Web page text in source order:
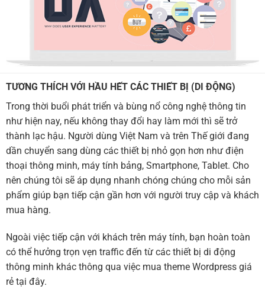
TƯƠNG THÍCH VỚI HẦU HẾT CÁC THIẾT BỊ (DI ĐỘNG)
Trong thời buổi phát triển và bùng nổ công nghệ thông tin
như hiện nay, nếu không thay đổi hay làm mới thì sẽ trở
thành lạc hậu. Người dùng Việt Nam và trên Thế giới đang
dần chuyển sang dùng các thiết bị nhỏ gọn hơn như điện
thoại thông minh, máy tính bảng, Smartphone, Tablet. Cho
nên chúng tôi sẽ áp dụng nhanh chóng chúng cho mỗi sản
phẩm giúp bạn tiếp cận gần hơn với người truy cập và khách
mua hàng.
Ngoài việc tiếp cận với khách trên máy tính, bạn hoàn toàn
có thể hưởng trọn vẹn traffic đến từ các thiết bị di động
thông minh khác thông qua việc mua theme Wordpress giá
rẻ tại đây.